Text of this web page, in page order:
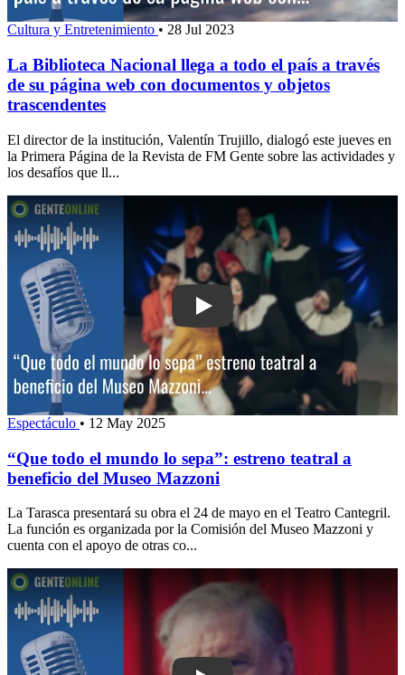
Cultura y Entretenimiento • 28 Jul 2023
La Biblioteca Nacional llega a todo el país a través
de su página web con documentos y objetos
trascendentes
El director de la institución, Valentín Trujillo, dialogó este jueves en
la Primera Página de la Revista de FM Gente sobre las actividades y
los desafíos que ll...
Play: “Que todo el mundo lo sepa”:
Espectáculo • 12 May 2025
“Que todo el mundo lo sepa”: estreno teatral a
beneficio del Museo Mazzoni
La Tarasca presentará su obra el 24 de mayo en el Teatro Cantegril.
La función es organizada por la Comisión del Museo Mazzoni y
cuenta con el apoyo de otras co...